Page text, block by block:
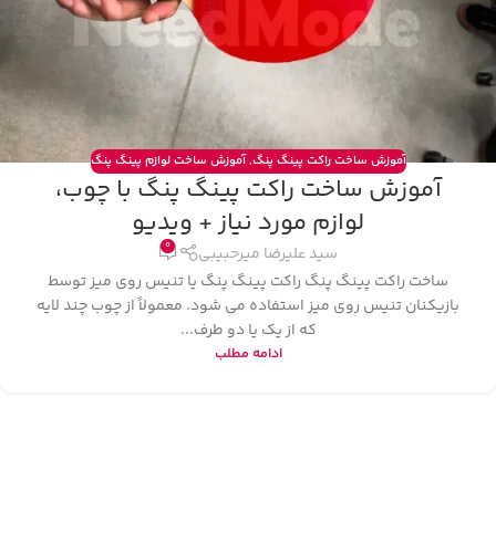
آموزش ساخت راکت پینگ پنگ,آموزش ساخت لوازم پینگ پنگ
آموزش ساخت راکت پینگ پنگ با چوب،
لوازم مورد نیاز + ویدیو
سید علیرضا میرحبیبی 0
ساخت راکت پینگ پنگ راکت پینگ پنگ یا تنیس روی میز توسط
بازیکنان تنیس روی میز استفاده می شود. معمولاً از چوب چند لایه
که از یک یا دو طرف...
ادامه مطلب